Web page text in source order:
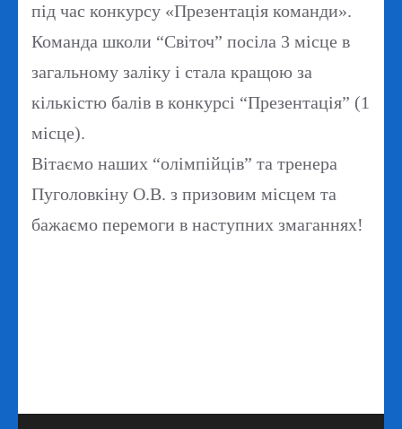
під час конкурсу «Презентація команди».
Команда школи “Світоч” посіла 3 місце в
загальному заліку і стала кращою за
кількістю балів в конкурсі “Презентація” (1
місце).
Вітаємо наших “олімпійців” та тренера
Пуголовкіну О.В. з призовим місцем та
бажаємо перемоги в наступних змаганнях!